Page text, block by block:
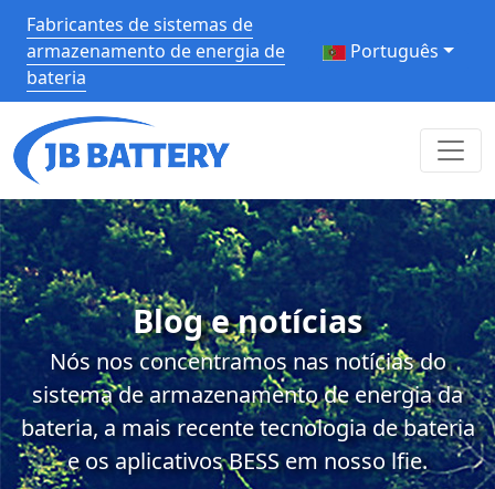
Fabricantes de sistemas de
armazenamento de energia de
bateria
Português
Blog e notícias
Nós nos concentramos nas notícias do
sistema de armazenamento de energia da
bateria, a mais recente tecnologia de bateria
e os aplicativos BESS em nosso lfie.